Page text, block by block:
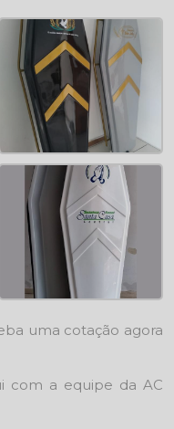
uma cotação agora
com a equipe da AC